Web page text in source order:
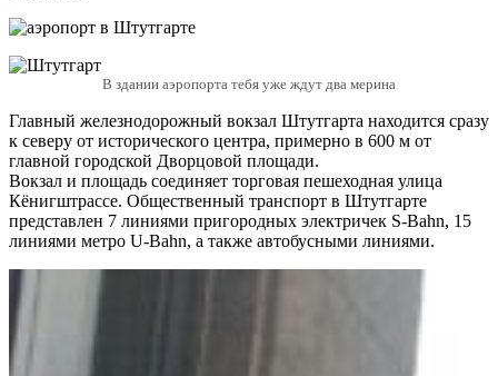
В здании аэропорта тебя уже ждут два мерина
Главный железнодорожный вокзал Штутгарта находится сразу
к северу от исторического центра, примерно в 600 м от
главной городской Дворцовой площади.
Вокзал и площадь соединяет торговая пешеходная улица
Кёнигштрассе. Общественный транспорт в Штутгарте
представлен 7 линиями пригородных электричек S-Bahn, 15
линиями метро U-Bahn, а также автобусными линиями.